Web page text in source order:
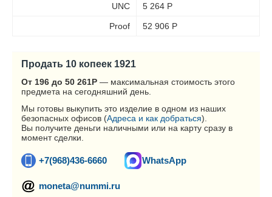
UNC 5 264 Р
Proof 52 906 Р
Продать 10 копеек 1921
От 196 до 50 261Р — максимальная стоимость этого
предмета на сегодняшний день.
Мы готовы выкупить это изделие в одном из наших
безопасных офисов (Адреса и как добраться).
Вы получите деньги наличными или на карту сразу в
момент сделки.
+7(968)436-6660 WhatsApp
moneta@nummi.ru